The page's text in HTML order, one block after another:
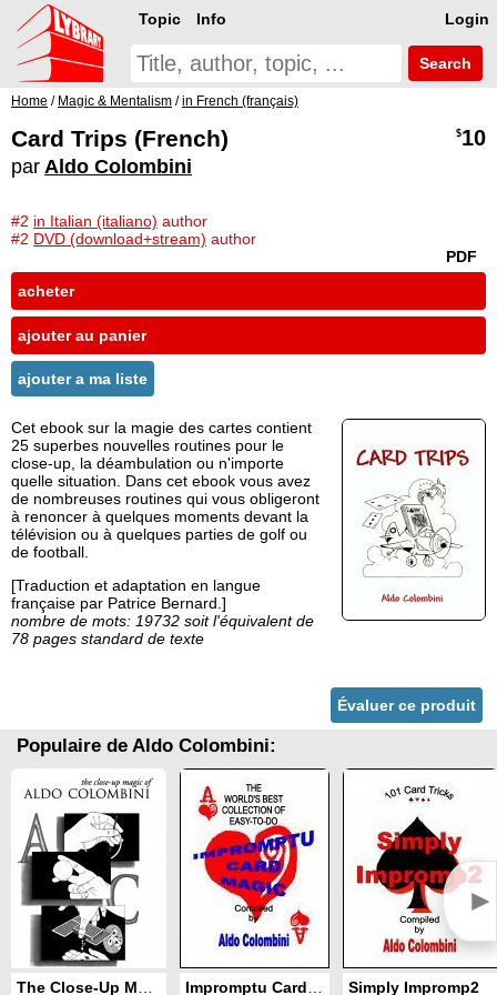
Login
Topic Info
Search
Home / Magic & Mentalism /in French (français)
Card Trips (French)
par Aldo Colombini
#2 in Italian (italiano) author
#2 DVD (download+stream) author
$10
PDF
acheter
ajouter au panier
ajouter a ma liste
Cet ebook sur la magie des cartes contient
25 superbes nouvelles routines pour le
close-up, la déambulation ou n'importe
quelle situation. Dans cet ebook vous avez
de nombreuses routines qui vous obligeront
à renoncer à quelques moments devant la
télévision ou à quelques parties de golf ou
de football.
[Traduction et adaptation en langue
française par Patrice Bernard.]
nombre de mots: 19732 soit l'équivalent de
78 pages standard de texte
Évaluer ce produit
Populaire de Aldo Colombini:
►
The Close-Up Magic of Aldo Colombini Impromptu Card Magic Simply Impromp2